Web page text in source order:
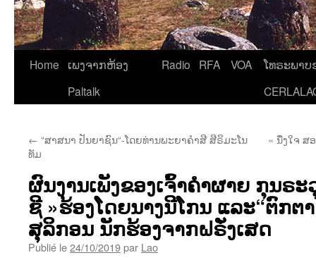
Home
ເພງຈາກຫ້ອງ
Paltalk
Radio RFA VOA
ໂທຣະພາບ
← “ສາສນາ ປັນຍາຊົນ“-ໂດຍທ່ານພະຍາຄຳສີ ສີຣິມະໂນ
ທັມ
« ນື່ງໃຈ ສ
ຜົນງານເພັງຂອງເຈົ້າຄຳຜາຍ ກຸນຣະ
ຊີ »ຮ້ອງໂດຍນາງນີໂກນ ແລະ“ຕົກຕ
ສຸລິກອນ ນັກຮ້ອງຈາກຝຣັ່ງເສດ
Publié le24/10/2019par Lao